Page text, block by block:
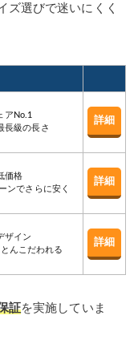
ズ選びで迷いにくく
アNo.1
長級の長さ
詳細
価格
ンでさらに安く
詳細
ザイン
んこだわれる
詳細
証を実施していま